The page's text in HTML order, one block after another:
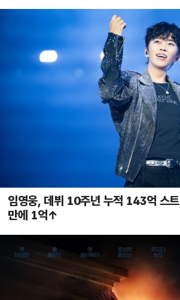
임영웅, 데뷔 10주년 누적 143억 스
만에 1억↑